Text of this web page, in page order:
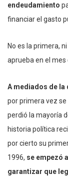
endeudamiento
financiar el gasto
No es la primera,
aprueba en el mes
A mediados de la
por primera vez
perdió la mayoría
historia política
por cierto su
1996, se empezó
garantizar que